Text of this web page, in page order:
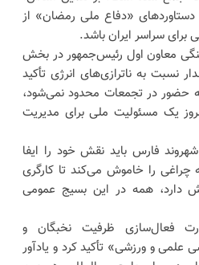
«دفاع ملی رمضان» از
برای سراسر ایران باشد.
معاون اول رئیس‌جمهور در بخش
نسبت به ناترازی‌های انرژی تأکید
حضور در تجمعات محدود نمی‌شود،
یک مسئولیت ملی برای مدیریت
5 میلیون شهروند فارس باید نقش خود را ایفا
چراغی را خاموش می‌کند تا کارگری
دارد، همه در این بسیج عمومی
فعال‌سازی ظرفیت نخبگان و
علمی و ورزشی» تأکید کرد و یادآور